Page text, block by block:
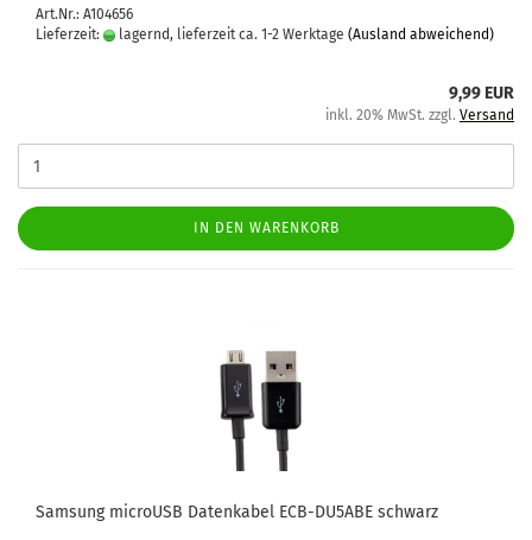
Art.Nr.: A104656
Lieferzeit:
lagernd, lieferzeit ca. 1-2 Werktage (Ausland abweichend)
9,99 EUR
inkl. 20% MwSt. zzgl. Versand
IN DEN WARENKORB
Sam­sung mi­croUSB Da­ten­ka­bel ECB-​DU5ABE schwarz